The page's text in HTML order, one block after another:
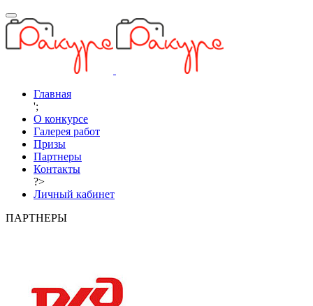
Главная
';
О конкурсе
Галерея работ
Призы
Партнеры
Контакты
?>
Личный кабинет
ПАРТНЕРЫ